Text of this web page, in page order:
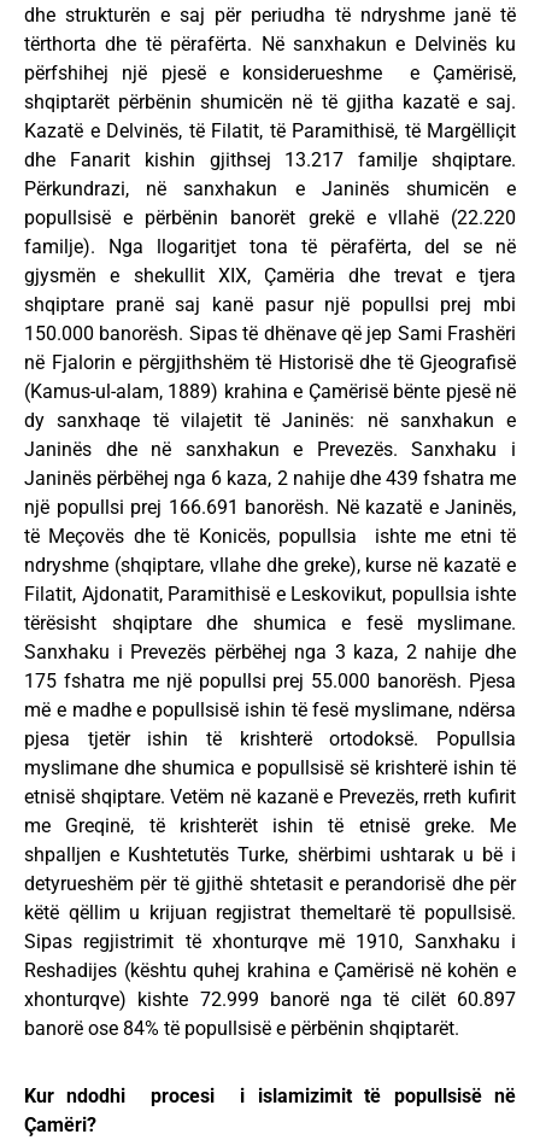
dhe strukturën e saj për periudha të ndryshme janë të
tërthorta dhe të përafërta. Në sanxhakun e Delvinës ku
përfshihej një pjesë e konsiderueshme e Çamërisë,
shqiptarët përbënin shumicën në të gjitha kazatë e saj.
Kazatë e Delvinës, të Filatit, të Paramithisë, të Margëlliçit
dhe Fanarit kishin gjithsej 13.217 familje shqiptare.
Përkundrazi, në sanxhakun e Janinës shumicën e
popullsisë e përbënin banorët grekë e vllahë (22.220
familje). Nga llogaritjet tona të përafërta, del se në
gjysmën e shekullit XIX, Çamëria dhe trevat e tjera
shqiptare pranë saj kanë pasur një popullsi prej mbi
150.000 banorësh. Sipas të dhënave që jep Sami Frashëri
në Fjalorin e përgjithshëm të Historisë dhe të Gjeografisë
(Kamus-ul-alam, 1889) krahina e Çamërisë bënte pjesë në
dy sanxhaqe të vilajetit të Janinës: në sanxhakun e
Janinës dhe në sanxhakun e Prevezës. Sanxhaku i
Janinës përbëhej nga 6 kaza, 2 nahije dhe 439 fshatra me
një popullsi prej 166.691 banorësh. Në kazatë e Janinës,
të Meçovës dhe të Konicës, popullsia ishte me etni të
ndryshme (shqiptare, vllahe dhe greke), kurse në kazatë e
Filatit, Ajdonatit, Paramithisë e Leskovikut, popullsia ishte
tërësisht shqiptare dhe shumica e fesë myslimane.
Sanxhaku i Prevezës përbëhej nga 3 kaza, 2 nahije dhe
175 fshatra me një popullsi prej 55.000 banorësh. Pjesa
më e madhe e popullsisë ishin të fesë myslimane, ndërsa
pjesa tjetër ishin të krishterë ortodoksë. Popullsia
myslimane dhe shumica e popullsisë së krishterë ishin të
etnisë shqiptare. Vetëm në kazanë e Prevezës, rreth kufirit
me Greqinë, të krishterët ishin të etnisë greke. Me
shpalljen e Kushtetutës Turke, shërbimi ushtarak u bë i
detyrueshëm për të gjithë shtetasit e perandorisë dhe për
këtë qëllim u krijuan regjistrat themeltarë të popullsisë.
Sipas regjistrimit të xhonturqve më 1910, Sanxhaku i
Reshadijes (kështu quhej krahina e Çamërisë në kohën e
xhonturqve) kishte 72.999 banorë nga të cilët 60.897
banorë ose 84% të popullsisë e përbënin shqiptarët.
Kur ndodhi procesi i islamizimit të popullsisë në
Çamëri?